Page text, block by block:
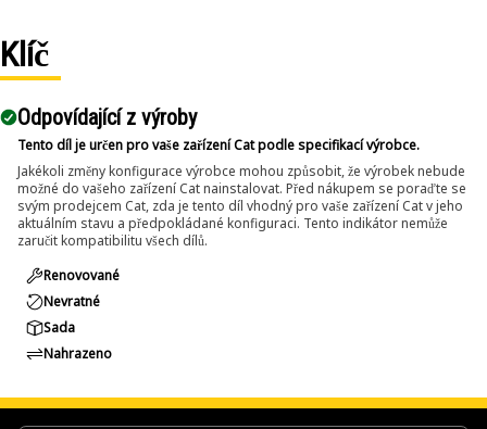
Klíč
Odpovídající z výroby
Tento díl je určen pro vaše zařízení Cat podle specifikací výrobce.
Jakékoli změny konfigurace výrobce mohou způsobit, že výrobek nebude
možné do vašeho zařízení Cat nainstalovat. Před nákupem se poraďte se
svým prodejcem Cat, zda je tento díl vhodný pro vaše zařízení Cat v jeho
aktuálním stavu a předpokládané konfiguraci. Tento indikátor nemůže
zaručit kompatibilitu všech dílů.
Renovované
Nevratné
Sada
Nahrazeno